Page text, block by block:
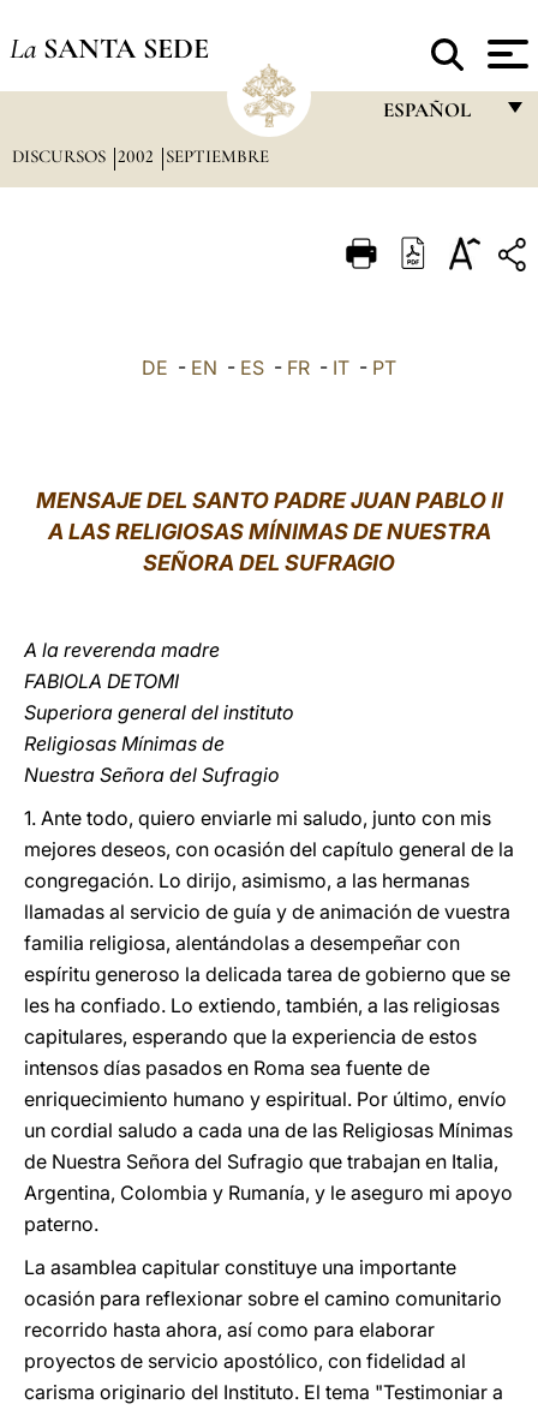
La SANTA SEDE
ESPAÑOL
ITALIANO
中文
LATINE
DISCURSOS 2002 SEPTIEMBRE
DE - EN - ES - FR - IT - PT
MENSAJE DEL SANTO PADRE JUAN PABLO II
A LAS RELIGIOSAS MÍNIMAS DE NUESTRA
SEÑORA DEL SUFRAGIO
A la reverenda madre
FABIOLA DETOMI
Superiora general del instituto
Religiosas Mínimas de
Nuestra Señora del Sufragio
1. Ante todo, quiero enviarle mi saludo, junto con mis
mejores deseos, con ocasión del capítulo general de la
congregación. Lo dirijo, asimismo, a las hermanas
llamadas al servicio de guía y de animación de vuestra
familia religiosa, alentándolas a desempeñar con
espíritu generoso la delicada tarea de gobierno que se
les ha confiado. Lo extiendo, también, a las religiosas
capitulares, esperando que la experiencia de estos
intensos días pasados en Roma sea fuente de
enriquecimiento humano y espiritual. Por último, envío
un cordial saludo a cada una de las Religiosas Mínimas
de Nuestra Señora del Sufragio que trabajan en Italia,
Argentina, Colombia y Rumanía, y le aseguro mi apoyo
paterno.
La asamblea capitular constituye una importante
ocasión para reflexionar sobre el camino comunitario
recorrido hasta ahora, así como para elaborar
proyectos de servicio apostólico, con fidelidad al
carisma originario del Instituto. El tema "Testimoniar a